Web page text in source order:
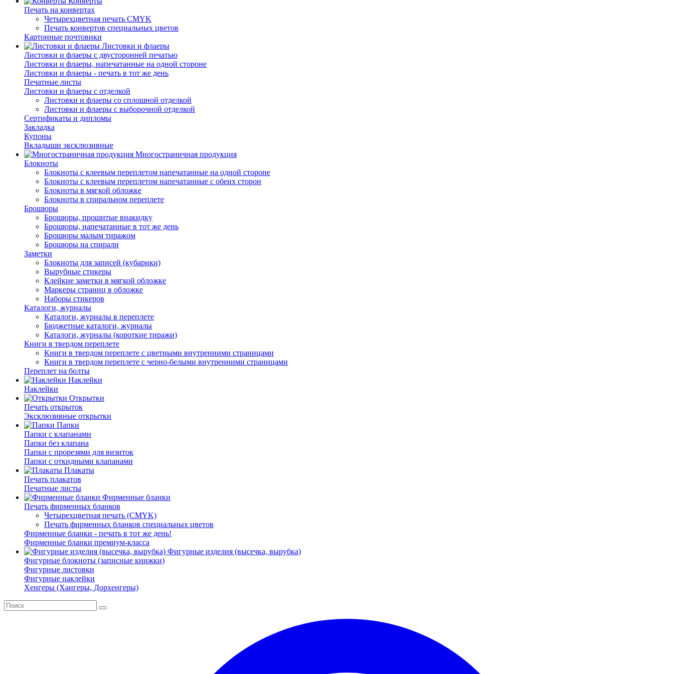
Печать на конвертах
Четырехцветная печать CMYK
Печать конвертов специальных цветов
Картонные почтовики
Листовки и флаеры
Листовки и флаеры с двусторонней печатью
Листовки и флаеры, напечатанные на одной стороне
Листовки и флаеры - печать в тот же день
Печатные листы
Листовки и флаеры с отделкой
Листовки и флаеры со сплошной отделкой
Листовки и флаеры с выборочной отделкой
Сертификаты и дипломы
Закладка
Купоны
Вкладыши эксклюзивные
Многостраничная продукция
Блокноты
Блокноты с клеевым переплетом напечатанные на одной стороне
Блокноты с клеевым переплетом напечатанные с обеих сторон
Блокноты в мягкой обложке
Блокноты в спиральном переплете
Брошюры
Брошюры, прошитые внакидку
Брошюры, напечатанные в тот же день
Брошюры малым тиражом
Брошюры на спирали
Заметки
Блокноты для записей (кубарики)
Вырубные стикеры
Клейкие заметки в мягкой обложке
Маркеры страниц в обложке
Наборы стикеров
Каталоги, журналы
Каталоги, журналы в переплете
Бюджетные каталоги, журналы
Каталоги, журналы (короткие тиражи)
Книги в твердом переплете
Книги в твердом переплете с цветными внутренними страницами
Книги в твердом переплете с черно-белыми внутренними страницами
Переплет на болты
Наклейки
Наклейки
Открытки
Печать открыток
Эксклюзивные открытки
Папки
Папки с клапанами
Папки без клапана
Папки с прорезями для визиток
Папки с откидными клапанами
Плакаты
Печать плакатов
Печатные листы
Фирменные бланки
Печать фирменных бланков
Четырехцветная печать (CMYK)
Печать фирменных бланков специальных цветов
Фирменные бланки - печать в тот же день!
Фирменные бланки премиум-класса
Фигурные изделия (высечка, вырубка)
Фигурные блокноты (записные книжки)
Фигурные листовки
Фигурные наклейки
Хенгеры (Хангеры, Дорхенгеры)